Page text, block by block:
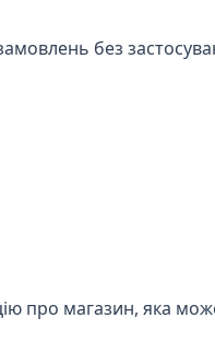
без
про магазин, яка